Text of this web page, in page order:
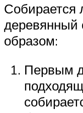
Собирается
деревянный
образом:
Первым